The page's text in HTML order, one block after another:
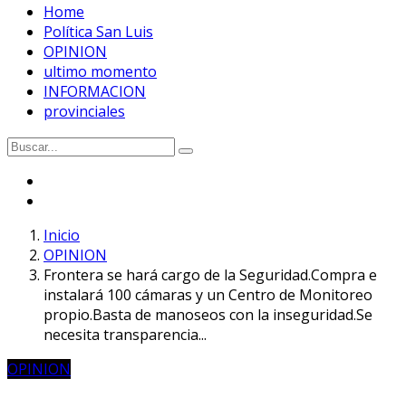
Home
Política San Luis
OPINION
ultimo momento
INFORMACION
provinciales
Inicio
OPINION
Frontera se hará cargo de la Seguridad.Compra e
instalará 100 cámaras y un Centro de Monitoreo
propio.Basta de manoseos con la inseguridad.Se
necesita transparencia...
OPINION